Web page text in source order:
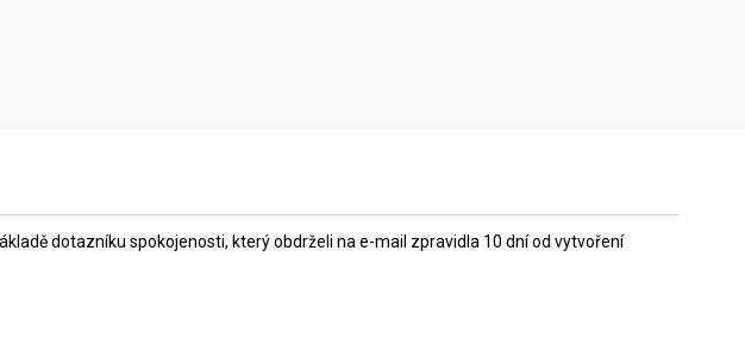
dotazníku spokojenosti, který obdrželi na e-mail zpravidla 10 dní od vytvoření